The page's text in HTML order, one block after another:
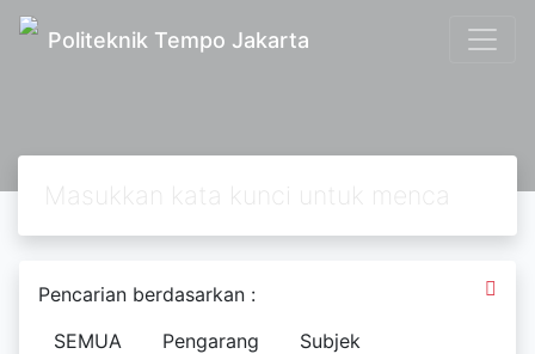
Politeknik Tempo Jakarta
Pencarian berdasarkan :
SEMUA
Pengarang Subjek
Data kosong